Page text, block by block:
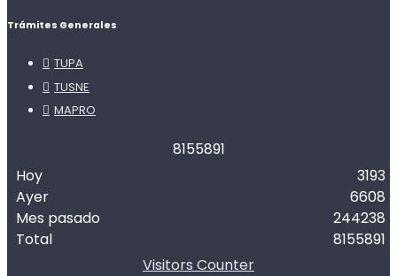
Trámites Generales
TUPA
TUSNE
MAPRO
8155891
Hoy
Ayer
Mes pasado
Total
3193
6608
244238
8155891
Visitors Counter